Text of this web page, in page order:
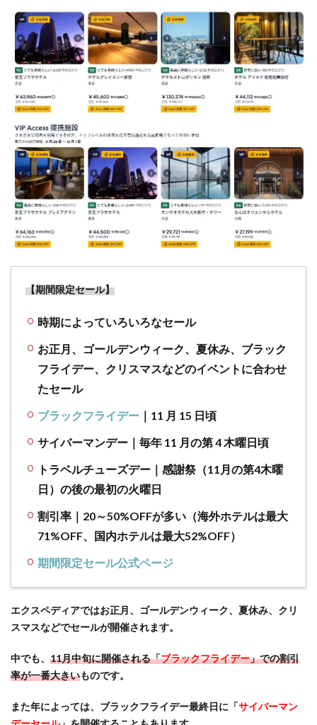
ス】
ネッ
トシ
ョッ
ピン
グも
クレ
カ作
成も
超お
得
で、
業界
最高
峰の
ポイ
ト！
額世界一
の旅行予
約サイト
「Expedia/
エクスペ
の情報と
【概
要】
エクス
ペディ
扱額世
約サイ
ト
【利用
できる
ホテル
【期間限定セール】
時期によっていろいろなセール
お正月、ゴールデンウィーク、夏休み、ブラック
フライデー、クリスマスなどのイベントに合わせ
たセール
ブラックフライデー ｜11 月 15 日頃
サイバーマンデー｜毎年 11 月の第 4 木曜日頃
トラベルチューズデー｜感謝祭（11月の第4木曜
日）の後の最初の火曜日
割引率｜20～50%OFFが多い（海外ホテルは最大
71%OFF、国内ホテルは最大52%OFF）
期間限定セール公式ページ
エクスペディアではお正月、ゴールデンウィーク、夏休み、クリ
スマスなどでセールが開催されます。
中でも、 11月中旬に開催される「ブラックフライデー」での割引
率が一番大きいものです。
また年によっては、ブラックフライデー最終日に「サイバーマン